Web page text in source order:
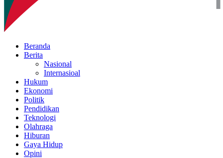
Beranda
Berita
Nasional
Internasioal
Hukum
Ekonomi
Politik
Pendidikan
Teknologi
Olahraga
Hiburan
Gaya Hidup
Opini